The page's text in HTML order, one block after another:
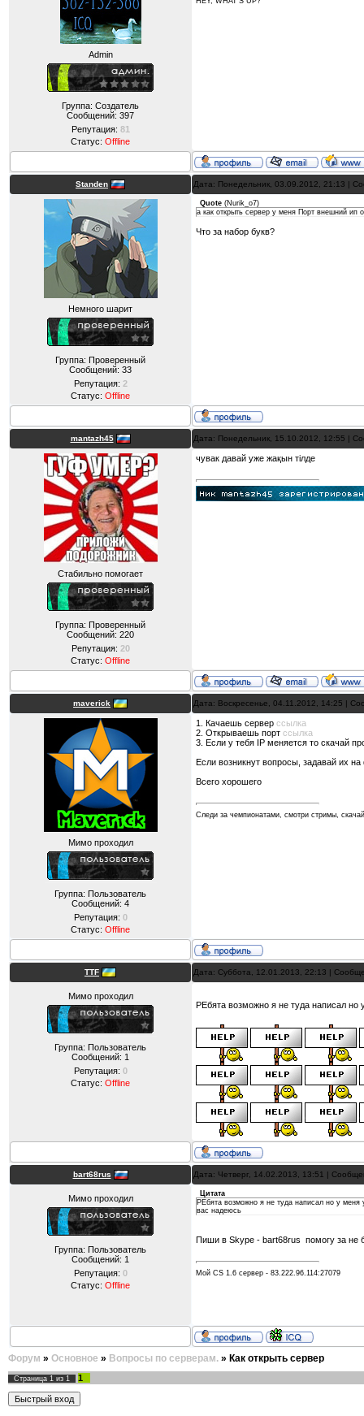
Admin
Группа: Создатель
Сообщений: 397
Репутация: 81
Статус: Offline
Standen Дата: Понедельник, 03.09.2012, 21:13 |
Немного шарит
Группа: Проверенный
Сообщений: 33
Репутация: 2
Статус: Offline
Quote (Nurik_o7)
а как открыть сервер у меня Порт внешний ип
Что за набор букв?
mantazh45 Дата: Понедельник, 15.10.2012, 12:55 |
Стабильно помогает
Группа: Проверенный
Сообщений: 220
Репутация: 20
Статус: Offline
чувак давай уже жақын тілде
maverick Дата: Воскресенье, 04.11.2012, 14:25 |
Мимо проходил
Группа: Пользователь
Сообщений: 4
Репутация: 0
Статус: Offline
1. Качаешь сервер ссылка
2. Открываешь порт ссылка
3. Если у тебя IP меняется то скачай
Если возникнут вопросы, задавай их
Всего хорошего
Следи за чемпионатами, смотри стримы,
TTF Дата: Суббота, 12.01.2013, 22:13 |
Мимо проходил
Группа: Пользователь
Сообщений: 1
Репутация: 0
Статус: Offline
РЕбята возможно я не туда написал
bart68rus Дата: Четверг, 14.02.2013, 13:51 |
Мимо проходил
Группа: Пользователь
Сообщений: 1
Репутация: 0
Статус: Offline
Цитата
РЕбята возможно я не туда написал но у меня
вас надеюсь
Пиши в Skype - bart68rus помогу за не
Мой CS 1.6 сервер - 83.222.96.114:27079
Форум » Основное » Вопросы по серверам. » Как открыть сервер
Страница 1 из 1 1